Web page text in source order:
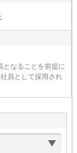
なることを前提に
員として採用され